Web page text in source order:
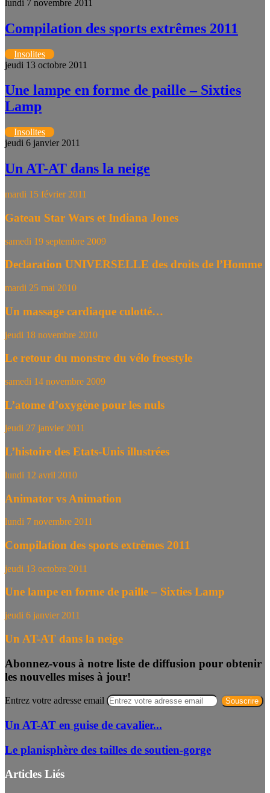
lundi 7 novembre 2011
Compilation des sports extrêmes 2011
Insolites
jeudi 13 octobre 2011
Une lampe en forme de paille – Sixties
Lamp
Insolites
jeudi 6 janvier 2011
Un AT-AT dans la neige
mardi 15 février 2011
Gateau Star Wars et Indiana Jones
samedi 19 septembre 2009
Declaration UNIVERSELLE des droits de l’Homme
mardi 25 mai 2010
Un massage cardiaque culotté…
jeudi 18 novembre 2010
Le retour du monstre du vélo freestyle
samedi 14 novembre 2009
L’atome d’oxygène pour les nuls
jeudi 27 janvier 2011
L’histoire des Etats-Unis illustrées
lundi 12 avril 2010
Animator vs Animation
lundi 7 novembre 2011
Compilation des sports extrêmes 2011
jeudi 13 octobre 2011
Une lampe en forme de paille – Sixties Lamp
jeudi 6 janvier 2011
Un AT-AT dans la neige
Abonnez-vous à notre liste de diffusion pour obtenir
les nouvelles mises à jour!
Entrez votre adresse email
Un AT-AT en guise de cavalier...
Le planisphère des tailles de soutien-gorge
Articles Liés